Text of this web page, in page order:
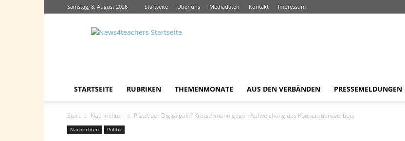
Samstag, 8. August 2026 Startseite Über uns Mediadaten Kontakt Impressum
News4teachers
STARTSEITE RUBRIKEN THEMENMONATE AUS DEN VERBÄNDEN PRESSEMELDUNGEN
Start Nachrichten Platzt der Digitalpakt? Kretschmann gegen Aufweichung des Kooperationsverbots
Nachrichten Politik